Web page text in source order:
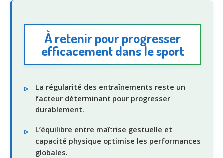
À retenir pour progresser
efficacement dans le sport
La régularité des entraînements reste un
facteur déterminant pour progresser
durablement.
L’équilibre entre maîtrise gestuelle et
capacité physique optimise les performances
globales.